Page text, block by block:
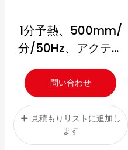
1分予熱、500mm/
分/50Hz、アクティ
ブジャミングプロテ
クション搭載の高速
ラミネーターDL908D
問い合わせ
見積もりリストに追加し
ます